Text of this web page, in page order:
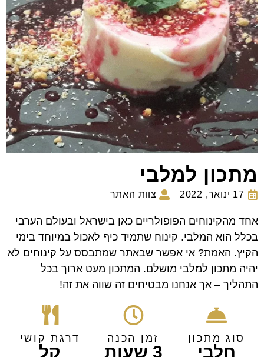
מתכון למלבי
17 ינואר, 2022 צוות האתר
אחד מהקינוחים הפופולריים כאן בישראל ובעולם הערבי
בכלל הוא המלבי. קינוח שתמיד כיף לאכול במיוחד בימי
הקיץ. האמת? אי אפשר שבאתר שמתבסס על קינוחים לא
יהיה מתכון למלבי מושלם. המתכון מעט ארוך בכל
התהליך – אך אנחנו מבטיחים זה שווה את זה!
סוג מתכון
חלבי
זמן הכנה
3 שעות
דרגת קושי
קל